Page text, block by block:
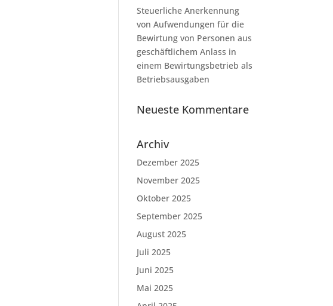
Steuerliche Anerkennung
von Aufwendungen für die
Bewirtung von Personen aus
geschäftlichem Anlass in
einem Bewirtungsbetrieb als
Betriebsausgaben
Neueste Kommentare
Archiv
Dezember 2025
November 2025
Oktober 2025
September 2025
August 2025
Juli 2025
Juni 2025
Mai 2025